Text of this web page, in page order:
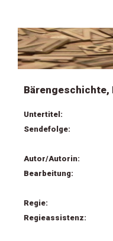
Bärengeschichte,
Untertitel:
Sendefolge:
Autor/Autorin:
Bearbeitung:
Regie:
Regieassistenz: